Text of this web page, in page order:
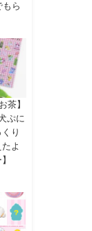
もら
茶】
ぷに
り
よ